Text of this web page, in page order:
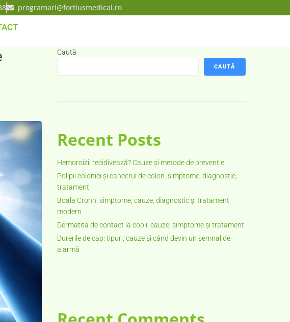
programari@fortiusmedical.ro
Caută
CAUTĂ
Recent Posts
Hemoroizii recidivează? Cauze și metode de prevenție
Polipii colonici și cancerul de colon: simptome, diagnostic,
tratament
Boala Crohn: simptome, cauze, diagnostic și tratament
modern
Dermatita de contact la copii: cauze, simptome și tratament
Durerile de cap: tipuri, cauze și când devin un semnal de
alarmă